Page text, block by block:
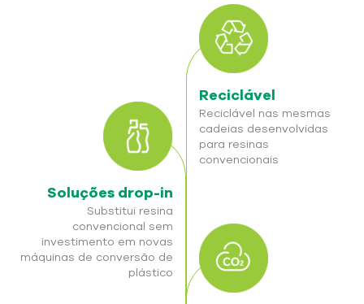
Soluções drop-in
Substitui resina
convencional sem
investimento em novas
máquinas de conversão de
plástico
Reciclável
Reciclável nas mesmas
cadeias desenvolvidas
para resinas
convencionais